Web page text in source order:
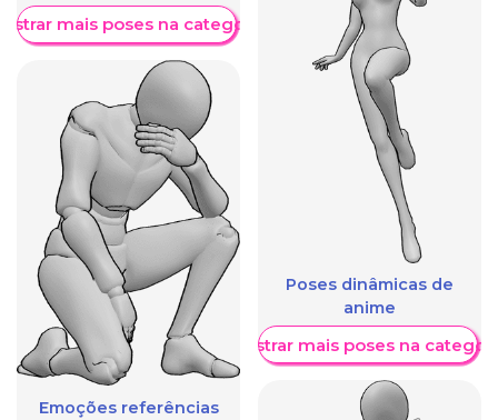
mais poses na categoria
Emoções referências
Poses dinâmicas de
anime
Mostrar mais poses na